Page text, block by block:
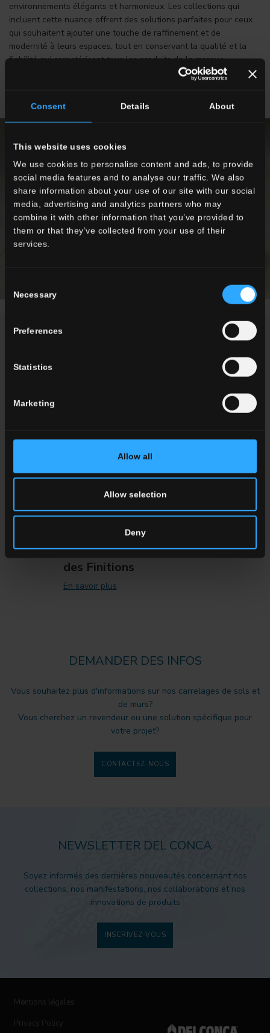
Consent Details About
This website uses cookies
We use cookies to personalise content and ads, to provide
social media features and to analyse our traffic. We also
share information about your use of our site with our social
media, advertising and analytics partners who may
combine it with other information that you’ve provided to
them or that they’ve collected from your use of their
services.
Selection
Necessary
Preferences
Statistics
Marketing
Allow all
Allow selection
Deny
environnements élégants et harmonieux. Les collections qui
incluent cette nuance offrent des solutions parfaites pour ceux
qui souhaitent ajouter une touche de raffinement et de
modernité à leurs espaces, tout en conservant la qualité et la
fiabilité qui caractérisent tous les produits de la marque.
NEWS / ÉVÉNEMENTS
Marble Boutique: L'Élégance du
Marbre Rencontre l'Innovation
des Finitions
En savoir plus
DEMANDER DES INFOS
Vous souhaitez plus d'informations sur nos carrelages de sols et
de murs?
Vous cherchez un revendeur ou une solution spécifique pour
votre projet?
CONTACTEZ-NOUS
NEWSLETTER DEL CONCA
Soyez informés des dernières nouveautés concernant nos
collections, nos manifestations, nos collaborations et nos
innovations de produits
INSCRIVEZ-VOUS
Mentions légales
Privacy Policy